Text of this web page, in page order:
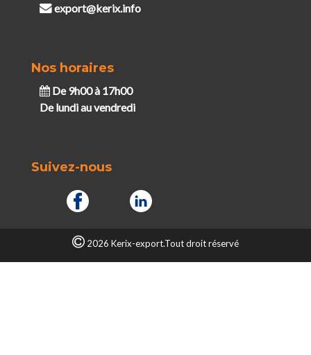
export@kerix.info
Nos horaires
De 9h00 à 17h00
De lundi au vendredi
Suivez-nous
2026 Kerix-export.Tout droit réservé